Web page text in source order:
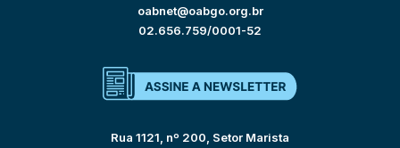
oabnet@oabgo.org.br
02.656.759/0001-52
Rua 1121, nº 200, Setor Marista